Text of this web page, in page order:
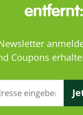
entfernt:
Coupons